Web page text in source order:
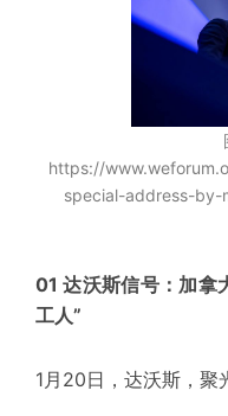
https://
special-address-by-
01 达沃斯信号：加拿
工人”
1月20日，达沃斯，聚